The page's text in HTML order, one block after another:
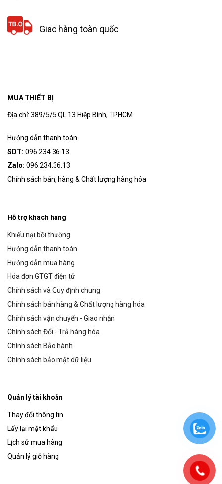
Giao hàng toàn quốc
MUA THIẾT BỊ
Địa chỉ: 389/5/5 QL 13 Hiệp Bình, TPHCM
Hướng dẫn thanh toán
SDT: 096.234.36.13
Zalo: 096.234.36.13
Chính sách bán, hàng & Chất lượng hàng hóa
Hỗ trợ khách hàng
Khiếu nại bồi thường
Hướng dẫn thanh toán
Hướng dẫn mua hàng
Hóa đơn GTGT điện tử
Chính sách và Quy định chung
Chính sách bán hàng & Chất lượng hàng hóa
Chính sách vận chuyển - Giao nhận
Chính sách Đổi - Trả hàng hóa
Chính sách Bảo hành
Chính sách bảo mật dữ liệu
Quản lý tài khoản
Thay đổi thông tin
Lấy lại mật khẩu
Lịch sử mua hàng
Quản lý giỏ hàng